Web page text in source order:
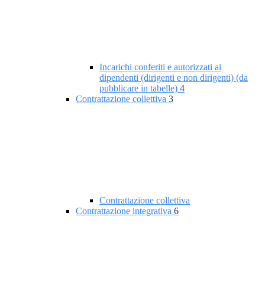
Incarichi conferiti e autorizzati ai
dipendenti (dirigenti e non dirigenti) (da
pubblicare in tabelle) 4
Contrattazione collettiva 3
Contrattazione collettiva
Contrattazione integrativa 6